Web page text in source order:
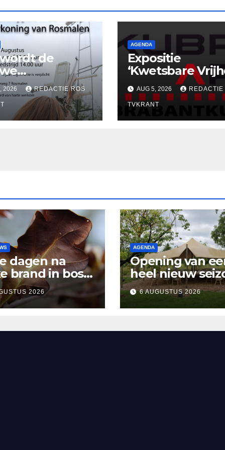
de
van
Rosmalen !
2026 REDACTIE ROS
AGENDA
Expositie
‘Kwetsbare
in KuBra-Art
nodigt uit tot
ontmoeting en
reflectie
AUG 5, 2026 REDACTIE
TVKRANT
dagen na
brand in bos
Rosmalen en
2026
AGENDA
Opening van
heel nieuw
Vertelpodium
Lopende Vuur’.
Landelijke
6 AUGUSTUS 2026